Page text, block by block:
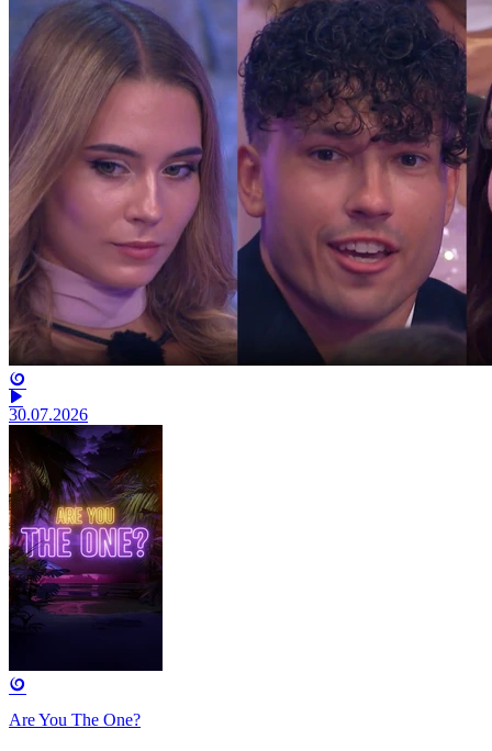
30.07.2026
Are You The One?